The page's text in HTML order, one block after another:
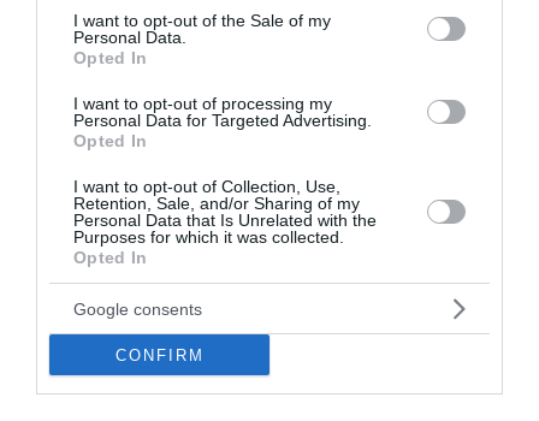
consent section.
I want to opt-out of the Sale of my
Personal Data.
Opted In
I want to opt-out of processing my
Personal Data for Targeted Advertising.
Opted In
I want to opt-out of Collection, Use,
Retention, Sale, and/or Sharing of my
Personal Data that Is Unrelated with the
Purposes for which it was collected.
Opted In
Google consents
CONFIRM
Πολλοί εύχονται ότι ο Τσίπρας θα κάνει το μεγάλο
λάθος και στο τέλος θα βάλει όλα αυτά τα ρετάλια
υποψήφιους βουλευτές.
Η δική μου ερώτηση είναι: Πάει καλά, έχει δεκάδες
νέα στελέχη, μερικά από αυτά γράφουν κιόλας θετικά
στην τηλεόραση και στην κοινωνία, άλλα χρειάζονται
χρόνο αλλά πάντως δε γεννούν αντιπάθεια. Υπάρχει
κανένας λόγος να «αυτοκτονήσει»;